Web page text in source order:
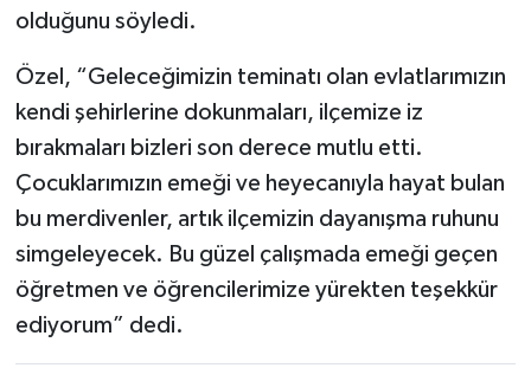
olduğunu söyledi.
Özel, “Geleceğimizin teminatı olan evlatlarımızın
kendi şehirlerine dokunmaları, ilçemize iz
bırakmaları bizleri son derece mutlu etti.
Çocuklarımızın emeği ve heyecanıyla hayat bulan
bu merdivenler, artık ilçemizin dayanışma ruhunu
simgeleyecek. Bu güzel çalışmada emeği geçen
öğretmen ve öğrencilerimize yürekten teşekkür
ediyorum” dedi.